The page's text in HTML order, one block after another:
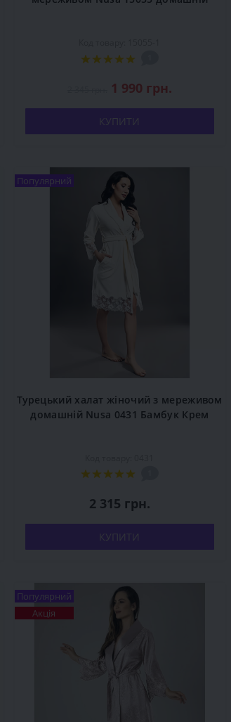
1 990 грн.
КУПИТИ
Популярний
Турецький халат жіночий з мереживом
домашній Nusa 0431 Бамбук Крем
2 315 грн.
КУПИТИ
Популярний
Акція